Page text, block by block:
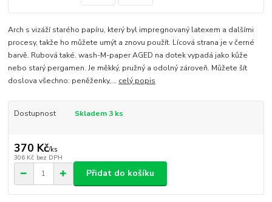
Arch s vizáží starého papíru, který byl impregnovaný latexem a dalšími
procesy, takže ho můžete umýt a znovu použít. Lícová strana je v černé
barvě. Rubová také. wash-M-paper AGED na dotek vypadá jako kůže
nebo starý pergamen. Je měkký, pružný a odolný zároveň. Můžete šít
doslova všechno: peněženky,... celý popis
Dostupnost Skladem 3 ks
370 Kč/ks
306 Kč bez DPH
Přidat do košíku